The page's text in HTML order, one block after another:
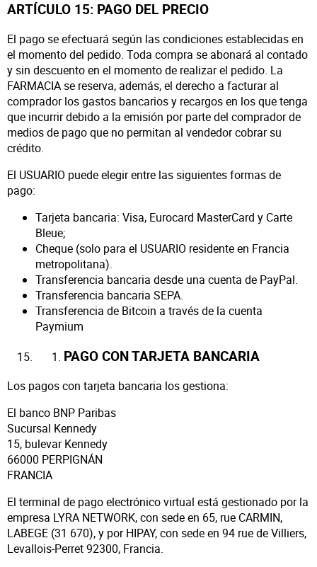
ARTÍCULO 15: PAGO DEL PRECIO
El pago se efectuará según las condiciones establecidas en
el momento del pedido. Toda compra se abonará al contado
y sin descuento en el momento de realizar el pedido. La
FARMACIA se reserva, además, el derecho a facturar al
comprador los gastos bancarios y recargos en los que tenga
que incurrir debido a la emisión por parte del comprador de
medios de pago que no permitan al vendedor cobrar su
crédito.
El USUARIO puede elegir entre las siguientes formas de
pago:
Tarjeta bancaria: Visa, Eurocard MasterCard y Carte
Bleue;
Cheque (solo para el USUARIO residente en Francia
metropolitana).
Transferencia bancaria desde una cuenta de PayPal.
Transferencia bancaria SEPA.
Transferencia de Bitcoin a través de la cuenta
Paymium
PAGO CON TARJETA BANCARIA
Los pagos con tarjeta bancaria los gestiona:
El banco BNP Paribas
Sucursal Kennedy
15, bulevar Kennedy
66000 PERPIGNÁN
FRANCIA
El terminal de pago electrónico virtual está gestionado por la
empresa LYRA NETWORK, con sede en 65, rue CARMIN,
LABEGE (31 670), y por HIPAY, con sede en 94 rue de Villiers,
Levallois-Perret 92300, Francia.